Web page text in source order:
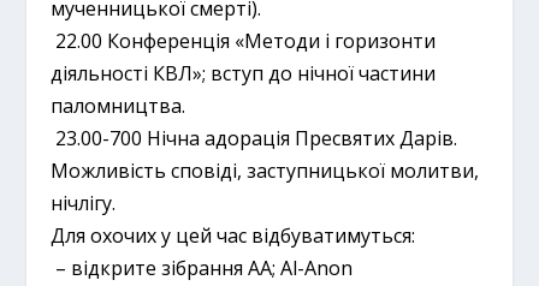
мученницької смерті).
22.00 Конференція «Методи і горизонти
діяльності КВЛ»; вступ до нічної частини
паломництва.
23.00-700 Нічна адорація Пресвятих Дарів.
Можливість сповіді, заступницької молитви,
нічлігу.
Для охочих у цей час відбуватимуться:
– відкрите зібрання AA; Al-Anon